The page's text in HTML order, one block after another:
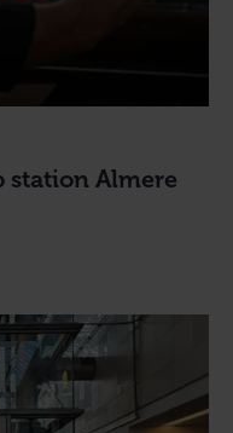
station Almere